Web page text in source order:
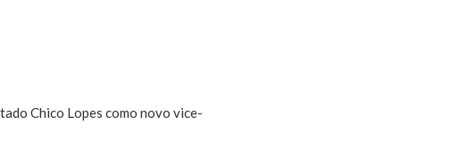
Chico Lopes como novo vice-